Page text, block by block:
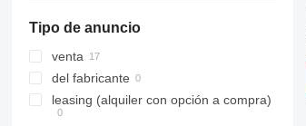
Tipo de anuncio
venta
del fabricante
leasing (alquiler con opción a compra)